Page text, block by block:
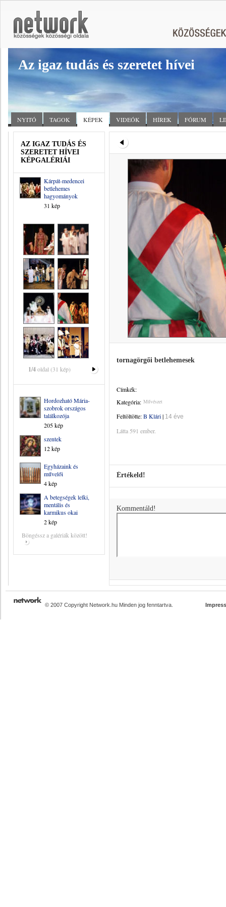
Az igaz tudás és szeretet hívei
NYITÓ TAGOK KÉPEK VIDEÓK HÍREK FÓRUM
AZ IGAZ TUDÁS ÉS
SZERETET HÍVEI
KÉPGALÉRIÁI
Kárpát-medencei
betlehemes
hagyományok
31 kép
1/4oldal (31 kép)
Hordozható Mária-
szobrok országos
találkozója
205 kép
szentek
12 kép
Egyházaink és
művelői
4 kép
A betegségek lelki,
mentális és
karmikus okai
2 kép
Böngéssz a galériák között!
tornagörgői betlehemesek
Címkék:
Kategória: Művészet
Feltöltötte:B Klári| 14 éve
Látta 591 ember.
Értékeld!
Kommentáld!
© 2007 Copyright Network.hu Minden jog fenntartva.